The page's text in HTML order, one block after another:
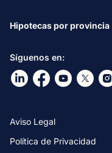
Síguenos en:
Ir a nuestro Linkdin
Ir a nuestro
Ir a nuestro
Ir a Ir
Aviso Legal
Política de Privacidad
Hipotecas por provincia